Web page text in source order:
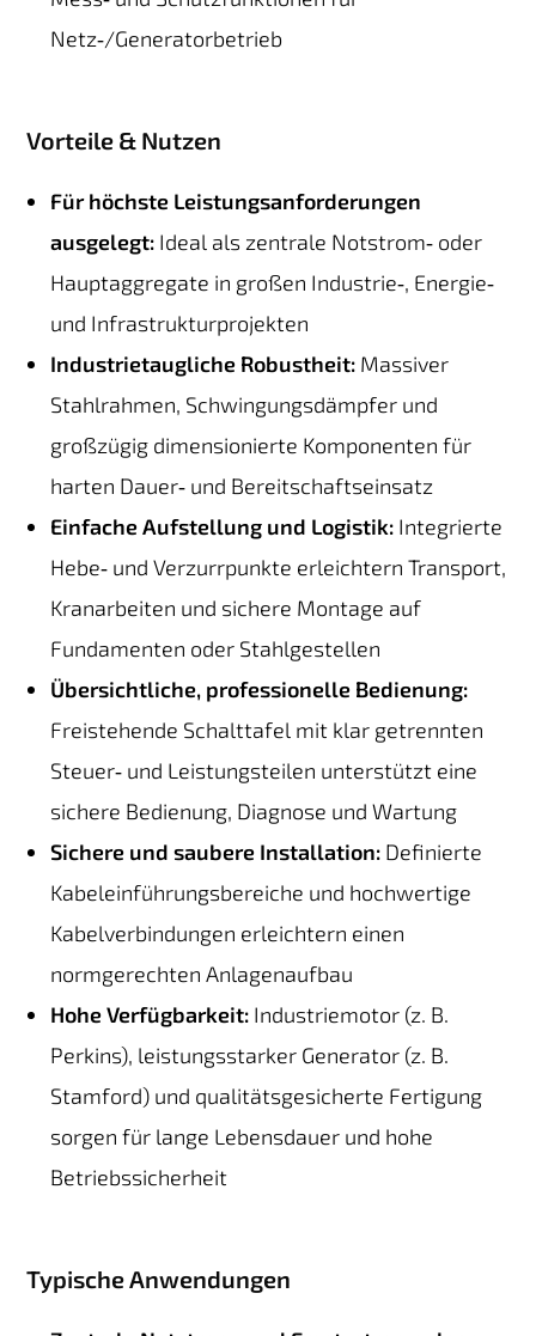
Netz‑/Generatorbetrieb
Vorteile & Nutzen
Für höchste Leistungsanforderungen
ausgelegt: Ideal als zentrale Notstrom‑ oder
Hauptaggregate in großen Industrie‑, Energie‑
und Infrastrukturprojekten
Industrietaugliche Robustheit: Massiver
Stahlrahmen, Schwingungsdämpfer und
großzügig dimensionierte Komponenten für
harten Dauer‑ und Bereitschaftseinsatz
Einfache Aufstellung und Logistik: Integrierte
Hebe‑ und Verzurrpunkte erleichtern Transport,
Kranarbeiten und sichere Montage auf
Fundamenten oder Stahlgestellen
Übersichtliche, professionelle Bedienung:
Freistehende Schalttafel mit klar getrennten
Steuer‑ und Leistungsteilen unterstützt eine
sichere Bedienung, Diagnose und Wartung
Sichere und saubere Installation: Definierte
Kabeleinführungsbereiche und hochwertige
Kabelverbindungen erleichtern einen
normgerechten Anlagenaufbau
Hohe Verfügbarkeit: Industriemotor (z. B.
Perkins), leistungsstarker Generator (z. B.
Stamford) und qualitätsgesicherte Fertigung
sorgen für lange Lebensdauer und hohe
Betriebssicherheit
Typische Anwendungen